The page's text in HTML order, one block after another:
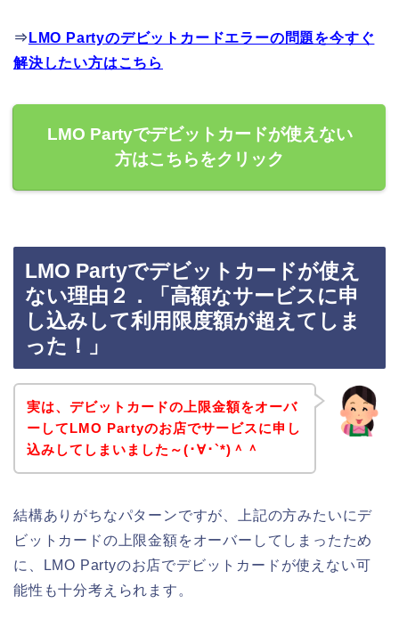
⇒ LMO Partyのデビットカードエラーの問題を今すぐ
解決したい方はこちら
LMO Partyでデビットカードが使えない
方はこちらをクリック
LMO Partyでデビットカードが使え
ない理由２．「高額なサービスに申
し込みして利用限度額が超えてしま
った！」
実は、デビットカードの上限金額をオーバ
ーしてLMO Partyのお店でサービスに申し
込みしてしまいました～(･∀･`*)＾＾
結構ありがちなパターンですが、上記の方みたいにデ
ビットカードの上限金額をオーバーしてしまったため
に、LMO Partyのお店でデビットカードが使えない可
能性も十分考えられます。